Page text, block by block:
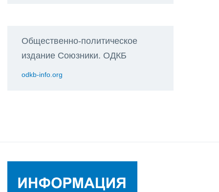
Общественно-политическое
издание Союзники. ОДКБ
odkb-info.org